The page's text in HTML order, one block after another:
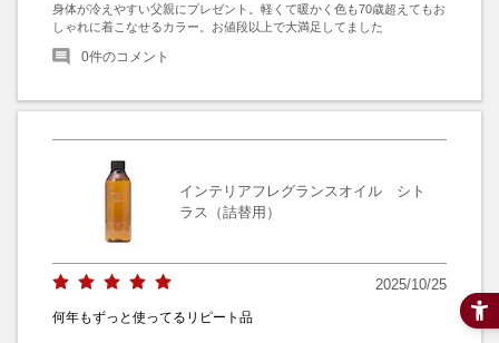
身体が冷えやすい父親にプレゼント。軽くて暖かく色も70歳超えてもお
しゃれに着こなせるカラー。お値段以上で大満足してました
0件のコメント
インテリアフレグランスオイル シト
ラス（詰替用）
2025/10/25
何年もずっと使ってるリピート品